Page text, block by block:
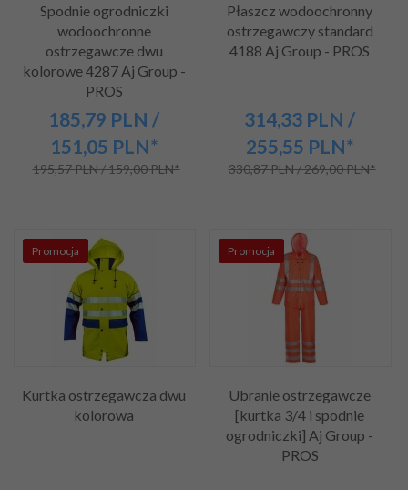
Spodnie ogrodniczki
wodoochronne
ostrzegawcze dwu
kolorowe 4287 Aj Group -
PROS
185,79 PLN /
151,05 PLN*
195,57 PLN / 159,00 PLN*
Płaszcz wodoochronny
ostrzegawczy standard
4188 Aj Group - PROS
314,33 PLN /
255,55 PLN*
330,87 PLN / 269,00 PLN*
Promocja
Kurtka ostrzegawcza dwu
kolorowa
Promocja
Ubranie ostrzegawcze
[kurtka 3/4 i spodnie
ogrodniczki] Aj Group -
PROS